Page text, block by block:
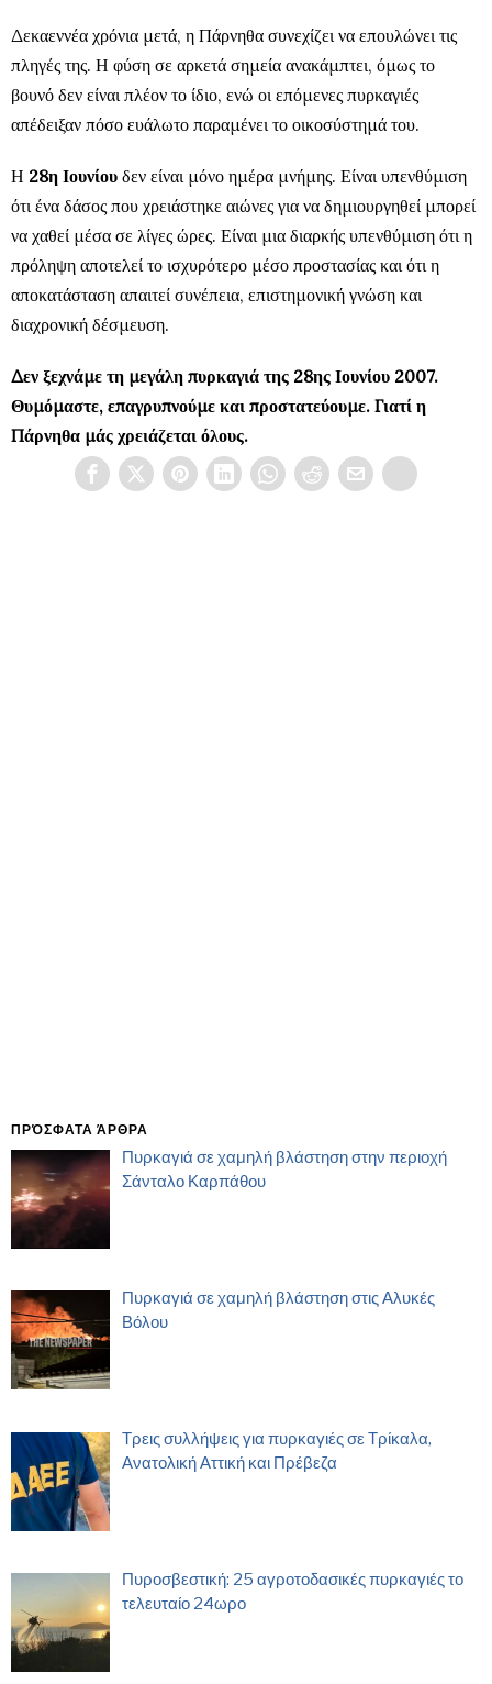
Δεκαεννέα χρόνια μετά, η Πάρνηθα συνεχίζει να επουλώνει τις
πληγές της. Η φύση σε αρκετά σημεία ανακάμπτει, όμως το
βουνό δεν είναι πλέον το ίδιο, ενώ οι επόμενες πυρκαγιές
απέδειξαν πόσο ευάλωτο παραμένει το οικοσύστημά του.
Η 28η Ιουνίου δεν είναι μόνο ημέρα μνήμης. Είναι υπενθύμιση
ότι ένα δάσος που χρειάστηκε αιώνες για να δημιουργηθεί μπορεί
να χαθεί μέσα σε λίγες ώρες. Είναι μια διαρκής υπενθύμιση ότι η
πρόληψη αποτελεί το ισχυρότερο μέσο προστασίας και ότι η
αποκατάσταση απαιτεί συνέπεια, επιστημονική γνώση και
διαχρονική δέσμευση.
Δεν ξεχνάμε τη μεγάλη πυρκαγιά της 28ης Ιουνίου 2007.
Θυμόμαστε, επαγρυπνούμε και προστατεύουμε. Γιατί η
Πάρνηθα μάς χρειάζεται όλους.
ΠΡΌΣΦΑΤΑ ΆΡΘΡΑ
Πυρκαγιά σε χαμηλή βλάστηση στην περιοχή
Σάνταλο Καρπάθου
Πυρκαγιά σε χαμηλή βλάστηση στις Αλυκές
Βόλου
Τρεις συλλήψεις για πυρκαγιές σε Τρίκαλα,
Ανατολική Αττική και Πρέβεζα
Πυροσβεστική: 25 αγροτοδασικές πυρκαγιές το
τελευταίο 24ωρο